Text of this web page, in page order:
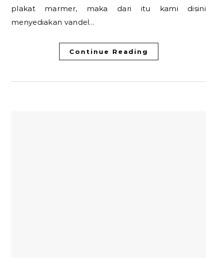
plakat marmer, maka dari itu kami disini
menyediakan vandel…
Continue Reading